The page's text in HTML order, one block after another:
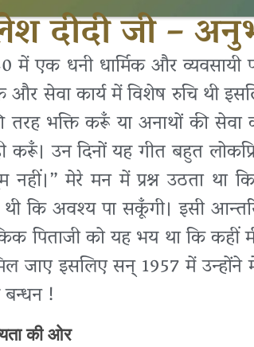
दीदी जी –
में एक धनी धार्मिक और व्यवसायी
सेवा कार्य में विशेष रुचि थी
तरह भक्ति करूँ या अनाथों की
उन दिनों यह गीत बहुत
मेरे मन में प्रश्न उठता था
कि अवश्य पा सकूँगी। इसी
पिताजी को यह भय था कि कहीं
जाए इसलिए सन् 1957 में उन्होंने
!
की ओर